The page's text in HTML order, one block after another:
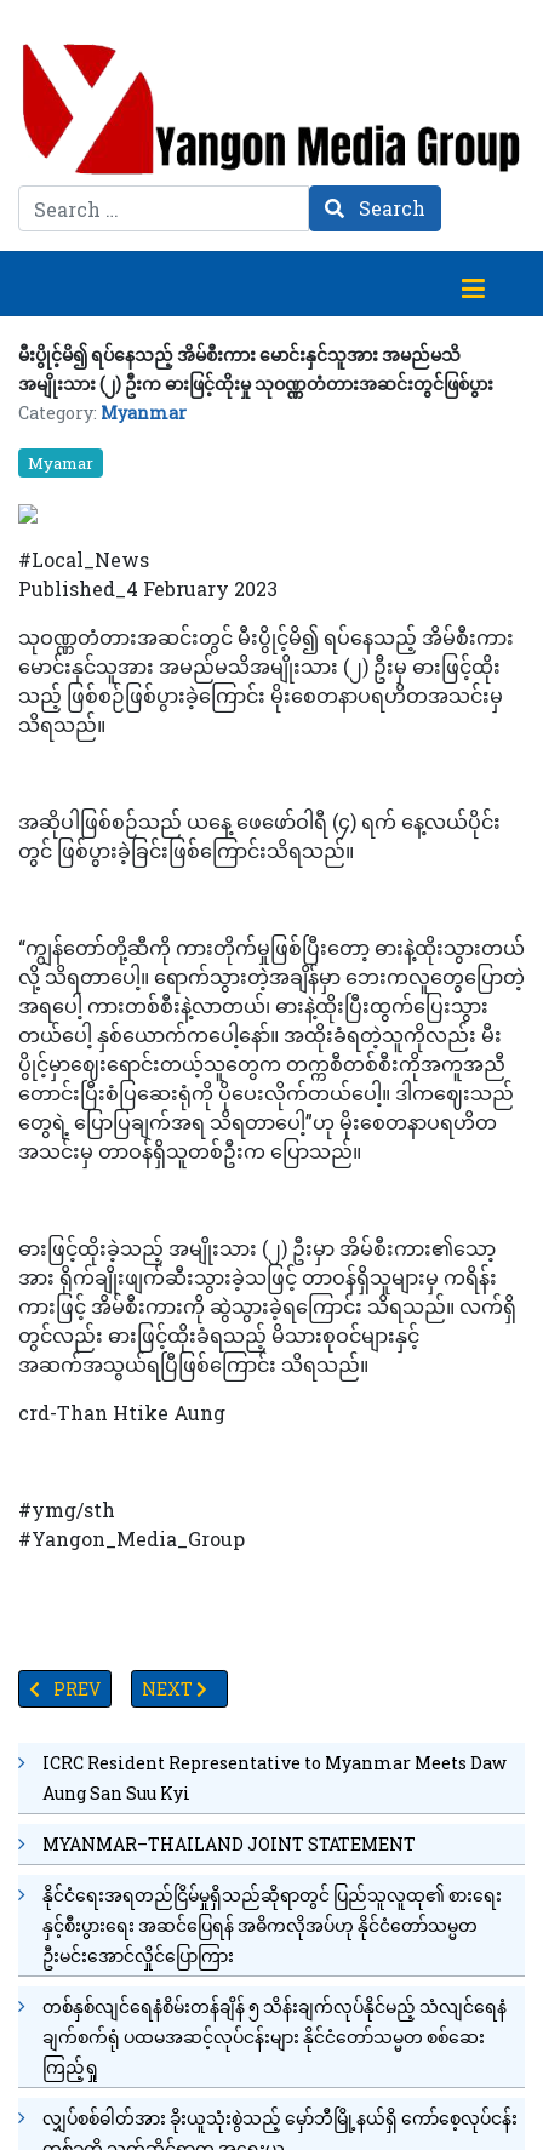
Search Search
မီးပွိုင့်မိ၍ ရပ်နေသည့် အိမ်စီးကား မောင်းနှင်သူအား အမည်မသိ
အမျိုးသား (၂) ဦးက ဓားဖြင့်ထိုးမှု သုဝဏ္ဏတံတားအဆင်းတွင်ဖြစ်ပွား
Category: Myanmar
Myamar
#Local_News
Published_4 February 2023
သုဝဏ္ဏတံတားအဆင်းတွင် မီးပွိုင့်မိ၍ ရပ်နေသည့် အိမ်စီးကား
မောင်းနှင်သူအား အမည်မသိအမျိုးသား (၂) ဦးမှ ဓားဖြင့်ထိုး
သည့် ဖြစ်စဉ်ဖြစ်ပွားခဲ့ကြောင်း မိုးစေတနာပရဟိတအသင်းမှ
သိရသည်။
အဆိုပါဖြစ်စဉ်သည် ယနေ့ ဖေဖော်ဝါရီ (၄) ရက် နေ့လယ်ပိုင်း
တွင် ဖြစ်ပွားခဲ့ခြင်းဖြစ်ကြောင်းသိရသည်။
“ကျွန်တော်တို့ဆီကို ကားတိုက်မှုဖြစ်ပြီးတော့ ဓားနဲ့ထိုးသွားတယ်
လို့ သိရတာပေါ့။ ရောက်သွားတဲ့အချိန်မှာ ဘေးကလူတွေပြောတဲ့
အရပေါ့ ကားတစ်စီးနဲ့လာတယ်၊ ဓားနဲ့ထိုးပြီးထွက်ပြေးသွား
တယ်ပေါ့ နှစ်ယောက်ကပေါ့နော်။ အထိုးခံရတဲ့သူကိုလည်း မီး
ပွိုင့်မှာဈေးရောင်းတယ့်သူတွေက တက္ကစီတစ်စီးကိုအကူအညီ
တောင်းပြီးစံပြဆေးရုံကို ပိုပေးလိုက်တယ်ပေါ့။ ဒါကဈေးသည်
တွေရဲ့ ပြောပြချက်အရ သိရတာပေါ့”ဟု မိုးစေတနာပရဟိတ
အသင်းမှ တာဝန်ရှိသူတစ်ဦးက ပြောသည်။
ဓားဖြင့်ထိုးခဲ့သည့် အမျိုးသား (၂) ဦးမှာ အိမ်စီးကား၏သော့
အား ရိုက်ချိုးဖျက်ဆီးသွားခဲ့သဖြင့် တာဝန်ရှိသူများမှ ကရိန်း
ကားဖြင့် အိမ်စီးကားကို ဆွဲသွားခဲ့ရကြောင်း သိရသည်။ လက်ရှိ
တွင်လည်း ဓားဖြင့်ထိုးခံရသည့် မိသားစုဝင်များနှင့်
အဆက်အသွယ်ရပြီဖြစ်ကြောင်း သိရသည်။
crd-Than Htike Aung
#ymg/sth
#Yangon_Media_Group
PREVIOUS ARTICLE: သံတွဲမြို့နယ်အတွင်း ဆင်စခန်းတစ်ခု ဖွင့်လှစ်၊ စု
PREV NEXT ARTICLE: ကြပ်တည်းနေသည့် ဂီတလောကသား
NEXT
ICRC Resident Representative to Myanmar Meets Daw
Aung San Suu Kyi
MYANMAR–THAILAND JOINT STATEMENT
နိုင်ငံရေးအရတည်ငြိမ်မှုရှိသည်ဆိုရာတွင် ပြည်သူလူထု၏ စားရေး
နှင့်စီးပွားရေး အဆင်ပြေရန် အဓိကလိုအပ်ဟု နိုင်ငံတော်သမ္မတ
ဦးမင်းအောင်လှိုင်ပြောကြား
တစ်နှစ်လျင်ရေနံစိမ်းတန်ချိန် ၅ သိန်းချက်လုပ်နိုင်မည့် သံလျင်ရေနံ
ချက်စက်ရုံ ပထမအဆင့်လုပ်ငန်းများ နိုင်ငံတော်သမ္မတ စစ်ဆေး
ကြည့်ရှု
လျှပ်စစ်ဓါတ်အား ခိုးယူသုံးစွဲသည့် မှော်ဘီမြို့နယ်ရှိ ကော်စေ့လုပ်ငန်း